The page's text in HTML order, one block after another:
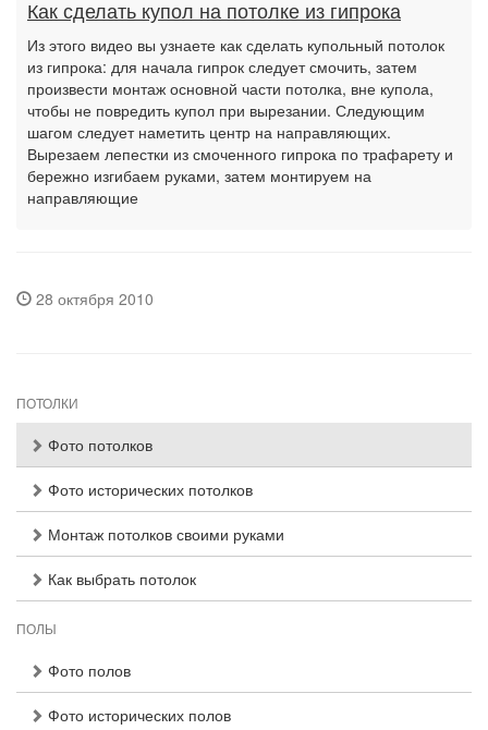
Как сделать купол на потолке из гипрока
Из этого видео вы узнаете как сделать купольный потолок
из гипрока: для начала гипрок следует смочить, затем
произвести монтаж основной части потолка, вне купола,
чтобы не повредить купол при вырезании. Следующим
шагом следует наметить центр на направляющих.
Вырезаем лепестки из смоченного гипрока по трафарету и
бережно изгибаем руками, затем монтируем на
направляющие
28 октября 2010
ПОТОЛКИ
Фото потолков
Фото исторических потолков
Монтаж потолков своими руками
Как выбрать потолок
ПОЛЫ
Фото полов
Фото исторических полов